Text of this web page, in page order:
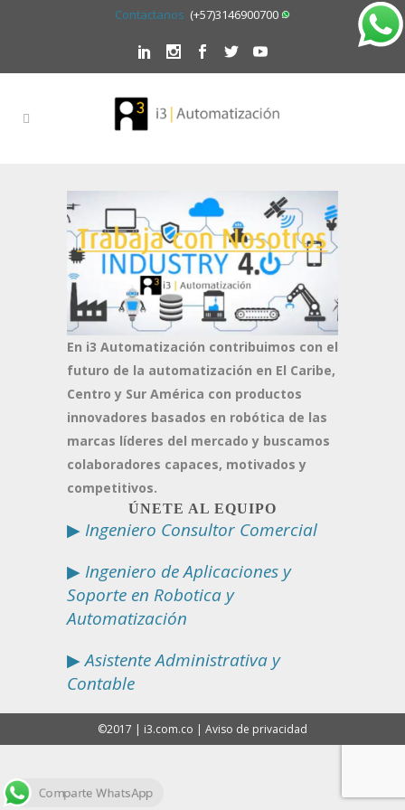
Contactanos (+57)3146900700
En i3 Automatización contribuimos con el
futuro de la automatización en El Caribe,
Centro y Sur América con productos
innovadores basados en robótica de las
marcas líderes del mercado y buscamos
colaboradores capaces, motivados y
competitivos.
ÚNETE AL EQUIPO
▶ Ingeniero Consultor Comercial
▶ Ingeniero de Aplicaciones y
Soporte en Robotica y
Automatización
▶Asistente Administrativa y
Contable
©2017 | i3.com.co | Aviso de privacidad
Comparte WhatsApp